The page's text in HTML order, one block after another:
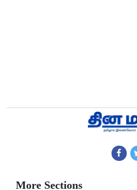
More Sections